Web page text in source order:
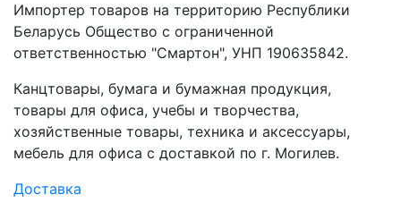
Импортер товаров на территорию Республики
Беларусь Общество с ограниченной
ответственностью "Смартон", УНП 190635842.
Канцтовары, бумага и бумажная продукция,
товары для офиса, учебы и творчества,
хозяйственные товары, техника и аксессуары,
мебель для офиса с доставкой по г. Могилев.
Доставка